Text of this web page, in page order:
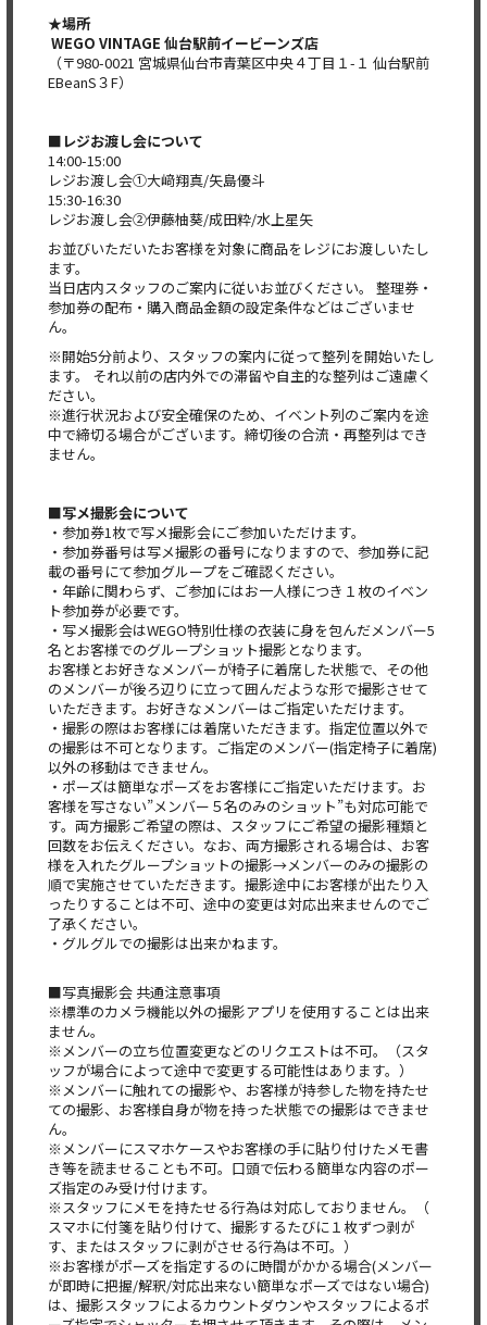
★場所
WEGO VINTAGE 仙台駅前イービーンズ店
（〒980-0021 宮城県仙台市青葉区中央４丁目１-１ 仙台駅前
EBeanS３F）
■レジお渡し会について
14:00-15:00
レジお渡し会①大﨑翔真/矢島優斗
15:30-16:30
レジお渡し会②伊藤柚葵/成田粋/水上星矢
お並びいただいたお客様を対象に商品をレジにお渡しいたし
ます。
当日店内スタッフのご案内に従いお並びください。 整理券・
参加券の配布・ 購入商品金額の設定条件などはございませ
ん。
※開始5分前より、 スタッフの案内に従って整列を開始いたし
ます。 それ以前の店内外での滞留や自主的な整列はご遠慮く
ださい。
※進行状況および安全確保のため、 イベント列のご案内を途
中で締切る場合がございます。 締切後の合流・再整列はでき
ません。
■写メ撮影会について
・参加券1枚で写メ撮影会にご参加いただけます。
・参加券番号は写メ撮影の番号になりますので、 参加券に記
載の番号にて参加グループをご確認ください。
・年齢に関わらず、 ご参加にはお一人様につき１枚のイベン
ト参加券が必要です。
・ 写メ撮影会はWEGO特別仕様の衣装に身を包んだメンバー5
名とお客様でのグループショット撮影となります。
お客様とお好きなメンバーが椅子に着席した状態で、 その他
のメンバーが後ろ辺りに立って囲んだような形で撮影させて
いただきます。お好きなメンバーはご指定いただけます。
・撮影の際はお客様には着席いただきます。 指定位置以外で
の撮影は不可となります。ご指定のメンバー(指定椅子に着席)
以外の移動はできません。
・ポーズは簡単なポーズをお客様にご指定いただけます。 お
客様を写さない”メンバー５名のみのショット”も対応可能で
す。両方撮影ご希望の際は、 スタッフにご希望の撮影種類と
回数をお伝えください。なお、 両方撮影される場合は、お客
様を入れたグループショットの撮影→メンバーのみの撮影の
順で実施させていただきます。 撮影途中にお客様が出たり入
ったりすることは不可、 途中の変更は対応出来ませんのでご
了承ください。
・グルグルでの撮影は出来かねます。
■写真撮影会 共通注意事項
※標準のカメラ機能以外の撮影アプリを使用することは出来
ません。
※メンバーの立ち位置変更などのリクエストは不可。（スタ
ッフが場合によって途中で変更する可能性はあります。）
※メンバーに触れての撮影や、 お客様が持参した物を持たせ
ての撮影、 お客様自身が物を持った状態での撮影はできませ
ん。
※メンバーにスマホケースやお客様の手に貼り付けたメモ書
き等を読ませることも不可。 口頭で伝わる簡単な内容のポー
ズ指定のみ受け付けます。
※スタッフにメモを持たせる行為は対応しておりません。（
スマホに付箋を貼り付けて、撮影するたびに１枚ずつ剥が
す、 またはスタッフに剥がさせる行為は不可。）
※お客様がポーズを指定するのに時間がかかる場合(メンバー
が即時に把握/解釈/対応出来ない簡単なポーズではない場合)
は、 撮影スタッフによるカウントダウンやスタッフによるポ